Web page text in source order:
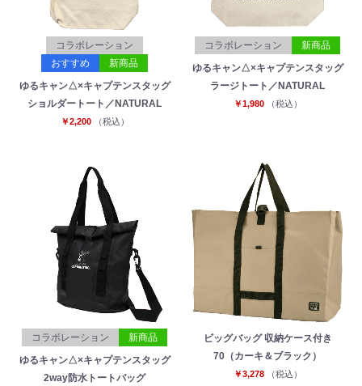
コラボレーション
おすすめ
新商品
ゆるキャン△×キャプテンスタッグ
ショルダートート／NATURAL
￥2,200 （税込）
コラボレーション 新商品
ゆるキャン△×キャプテンスタッグ
ラージトート／NATURAL
￥1,980 （税込）
コラボレーション 新商品
ゆるキャン△×キャプテンスタッグ
2way防水トートバッグ
ビッグバッグ 収納ケース付き
70（カーキ＆ブラック）
￥3,278 （税込）